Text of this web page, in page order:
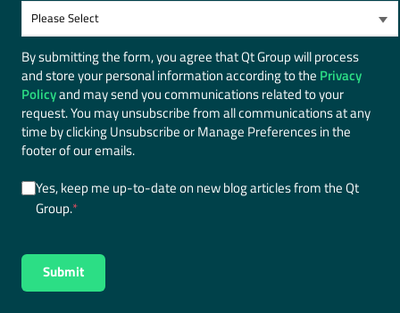
By submitting the form, you agree that Qt Group will process
and store your personal information according to the Privacy
Policyand may send you communications related to your
request. You may unsubscribe from all communications at any
time by clicking Unsubscribe or Manage Preferences in the
footer of our emails.
Yes, keep me up-to-date on new blog articles from the Qt
Group.*